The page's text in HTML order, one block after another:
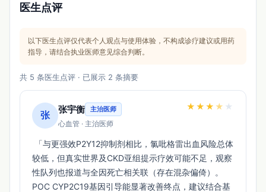
医生点评
以下医生点评仅代表个人观点与使用体验，不构成诊疗建议或用药
指导，请结合执业医师意见综合判断。
共 5 条医生点评 · 已展示 2 条摘要
张 张宇衡 主治医师
心血管 · 主治医师
★ ★ ★ ★ ★
较低，但真实世界及CKD亚组提示疗效可能不足，观察
性队列也报道与全因死亡相关联（存在混杂偏倚）。
POC CYP2C19基因引导能显著改善终点，建议结合基